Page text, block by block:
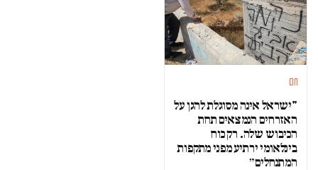
חם
"ישראל אינה מסוגלת להגן על
האזרחים הנמצאים תחת
הכיבוש שלה. רק כוח
בינלאומי ירתיע מפני מתקפות
המתנחלים״